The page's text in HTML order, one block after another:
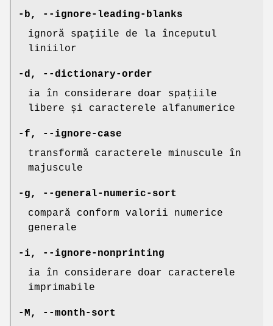
-b ,
--ignore-leading-blanks
ignoră spațiile de la începutul
liniilor
-d ,
--dictionary-order
ia în considerare doar spațiile
libere și caracterele alfanumerice
-f ,
--ignore-case
transformă caracterele minuscule în
majuscule
-g ,
--general-numeric-sort
compară conform valorii numerice
generale
-i ,
--ignore-nonprinting
ia în considerare doar caracterele
imprimabile
-M ,
--month-sort